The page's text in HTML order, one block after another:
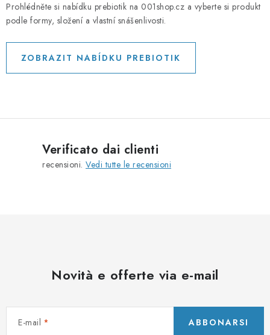
Prohlédněte si nabídku prebiotik na 001shop.cz a vyberte si produkt
podle formy, složení a vlastní snášenlivosti.
ZOBRAZIT NABÍDKU PREBIOTIK
Verificato dai clienti
recensioni. Vedi tutte le recensioni
Novità e offerte via e-mail
E-mail ABBONARSI